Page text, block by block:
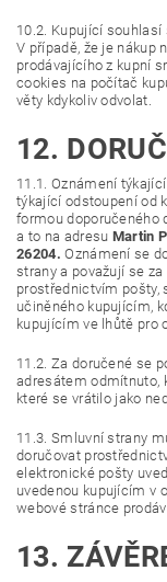
10.2. Kupující
V případě, že je nákup
prodávajícího z kupní
cookies na počítač
věty kdykoliv odvolat.
12.
11.1. Oznámení
týkající odstoupení od
formou doporučeného
a to na adresu Martin
26204. Oznámení se
strany a považují se
prostřednictvím pošty,
učiněného kupujícím,
kupujícím ve lhůtě pro
11.2. Za doručené se
adresátem odmítnuto,
které se vrátilo jako
11.3. Smluvní strany
doručovat
elektronické pošty
uvedenou kupujícím v
webové stránce
13.